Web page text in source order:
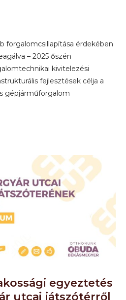
forgalomcsillapítása érdekében
– 2025 őszén
kivitelezési
fejlesztések célja a
gépjárműforgalom
egyeztetés
utcai játszótérről